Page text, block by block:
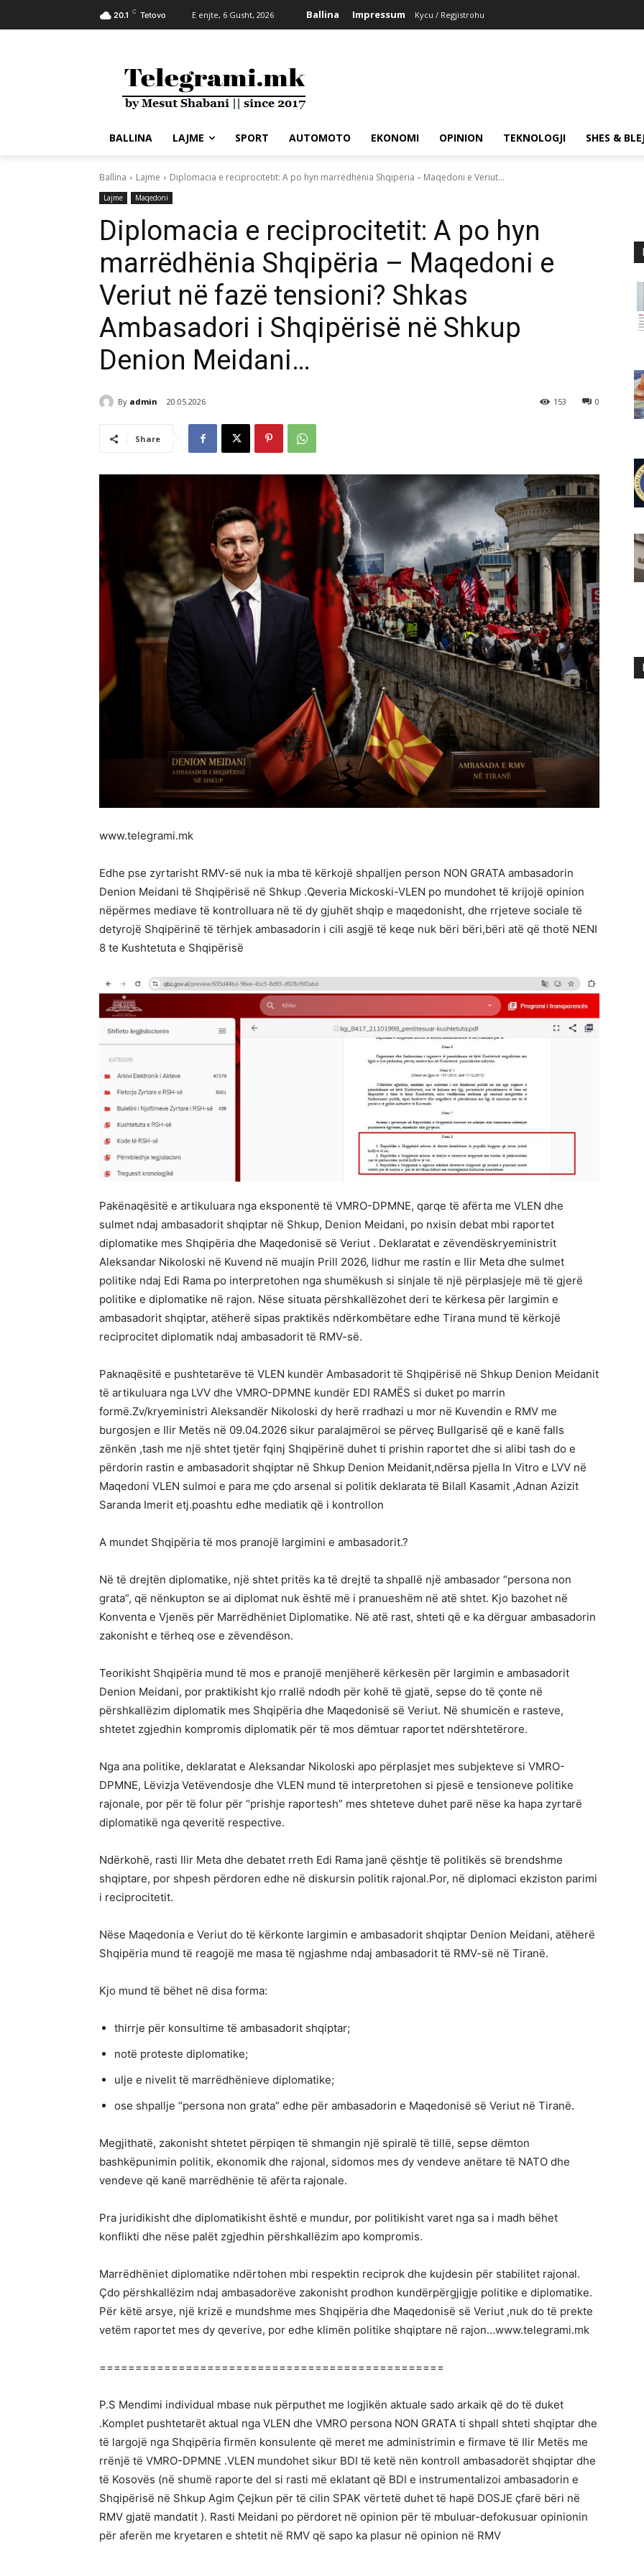
20.1 C Tetovo E enjte, 6 Gusht, 2026 Ballina Impressum Kycu / Regjistrohu
BALLINA LAJME SPORT AUTOMOTO EKONOMI OPINION TEKNOLOGJI SHES &
Ballina Lajme Diplomacia e reciprocitetit: A po hyn marrëdhënia Shqipëria – Maqedoni e Veriut...
Lajme Maqedoni
Diplomacia e reciprocitetit: A po hyn
marrëdhënia Shqipëria – Maqedoni e
Veriut në fazë tensioni? Shkas
Ambasadori i Shqipërisë në Shkup
Denion Meidani…
By admin 20.05.2026 0
153
Share
www.telegrami.mk
Edhe pse zyrtarisht RMV-së nuk ia mba të kërkojë shpalljen person NON GRATA ambasadorin
Denion Meidani të Shqipërisë në Shkup .Qeveria Mickoski-VLEN po mundohet të krijojë opinion
nëpërmes mediave të kontrolluara në të dy gjuhët shqip e maqedonisht, dhe rrjeteve sociale të
detyrojë Shqipërinë të tërhjek ambasadorin i cili asgjë të keqe nuk bëri bëri,bëri atë që thotë NENI
8 te Kushtetuta e Shqipërisë
Pakënaqësitë e artikuluara nga eksponentë të VMRO-DPMNE, qarqe të afërta me VLEN dhe
sulmet ndaj ambasadorit shqiptar në Shkup, Denion Meidani, po nxisin debat mbi raportet
diplomatike mes Shqipëria dhe Maqedonisë së Veriut . Deklaratat e zëvendëskryeministrit
Aleksandar Nikoloski në Kuvend në muajin Prill 2026, lidhur me rastin e Ilir Meta dhe sulmet
politike ndaj Edi Rama po interpretohen nga shumëkush si sinjale të një përplasjeje më të gjerë
politike e diplomatike në rajon. Nëse situata përshkallëzohet deri te kërkesa për largimin e
ambasadorit shqiptar, atëherë sipas praktikës ndërkombëtare edhe Tirana mund të kërkojë
reciprocitet diplomatik ndaj ambasadorit të RMV-së.
Paknaqësitë e pushtetarëve të VLEN kundër Ambasadorit të Shqipërisë në Shkup Denion Meidanit
të artikuluara nga LVV dhe VMRO-DPMNE kundër EDI RAMËS si duket po marrin
formë.Zv/kryeministri Aleksandër Nikoloski dy herë rradhazi u mor në Kuvendin e RMV me
burgosjen e Ilir Metës në 09.04.2026 sikur paralajmëroi se përveç Bullgarisë që e kanë falls
zënkën ,tash me një shtet tjetër fqinj Shqipërinë duhet ti prishin raportet dhe si alibi tash do e
përdorin rastin e ambasadorit shqiptar në Shkup Denion Meidanit,ndërsa pjella In Vitro e LVV në
Maqedoni VLEN sulmoi e para me çdo arsenal si politik deklarata të Bilall Kasamit ,Adnan Azizit
Saranda Imerit etj.poashtu edhe mediatik që i kontrollon
A mundet Shqipëria të mos pranojë largimini e ambasadorit.?
Në të drejtën diplomatike, një shtet pritës ka të drejtë ta shpallë një ambasador “persona non
grata”, që nënkupton se ai diplomat nuk është më i pranueshëm në atë shtet. Kjo bazohet në
Konventa e Vjenës për Marrëdhëniet Diplomatike. Në atë rast, shteti që e ka dërguar ambasadorin
zakonisht e tërheq ose e zëvendëson.
Teorikisht Shqipëria mund të mos e pranojë menjëherë kërkesën për largimin e ambasadorit
Denion Meidani, por praktikisht kjo rrallë ndodh për kohë të gjatë, sepse do të çonte në
përshkallëzim diplomatik mes Shqipëria dhe Maqedonisë së Veriut. Në shumicën e rasteve,
shtetet zgjedhin kompromis diplomatik për të mos dëmtuar raportet ndërshtetërore.
Nga ana politike, deklaratat e Aleksandar Nikoloski apo përplasjet mes subjekteve si VMRO-
DPMNE, Lëvizja Vetëvendosje dhe VLEN mund të interpretohen si pjesë e tensioneve politike
rajonale, por për të folur për “prishje raportesh” mes shteteve duhet parë nëse ka hapa zyrtarë
diplomatikë nga qeveritë respective.
Ndërkohë, rasti Ilir Meta dhe debatet rreth Edi Rama janë çështje të politikës së brendshme
shqiptare, por shpesh përdoren edhe në diskursin politik rajonal.Por, në diplomaci ekziston parimi
i reciprocitetit.
Nëse Maqedonia e Veriut do të kërkonte largimin e ambasadorit shqiptar Denion Meidani, atëherë
Shqipëria mund të reagojë me masa të ngjashme ndaj ambasadorit të RMV-së në Tiranë.
Kjo mund të bëhet në disa forma:
thirrje për konsultime të ambasadorit shqiptar;
notë proteste diplomatike;
ulje e nivelit të marrëdhënieve diplomatike;
ose shpallje “persona non grata” edhe për ambasadorin e Maqedonisë së Veriut në Tiranë.
Megjithatë, zakonisht shtetet përpiqen të shmangin një spiralë të tillë, sepse dëmton
bashkëpunimin politik, ekonomik dhe rajonal, sidomos mes dy vendeve anëtare të NATO dhe
vendeve që kanë marrëdhënie të afërta rajonale.
Pra juridikisht dhe diplomatikisht është e mundur, por politikisht varet nga sa i madh bëhet
konflikti dhe nëse palët zgjedhin përshkallëzim apo kompromis.
Marrëdhëniet diplomatike ndërtohen mbi respektin reciprok dhe kujdesin për stabilitet rajonal.
Çdo përshkallëzim ndaj ambasadorëve zakonisht prodhon kundërpërgjigje politike e diplomatike.
Për këtë arsye, një krizë e mundshme mes Shqipëria dhe Maqedonisë së Veriut ,nuk do të prekte
vetëm raportet mes dy qeverive, por edhe klimën politike shqiptare në rajon…www.telegrami.mk
================================================
P.S Mendimi individual mbase nuk përputhet me logjikën aktuale sado arkaik që do të duket
.Komplet pushtetarët aktual nga VLEN dhe VMRO persona NON GRATA ti shpall shteti shqiptar dhe
të largojë nga Shqipëria firmën konsulente që meret me administrimin e firmave të Ilir Metës me
rrënjë të VMRO-DPMNE .VLEN mundohet sikur BDI të ketë nën kontroll ambasadorët shqiptar dhe
të Kosovës (në shumë raporte del si rasti më eklatant që BDI e instrumentalizoi ambasadorin e
Shqipërisë në Shkup Agim Çejkun për të cilin SPAK vërtetë duhet të hapë DOSJE çfarë bëri në
RMV gjatë mandatit ). Rasti Meidani po përdoret në opinion për të mbuluar-defokusuar opinionin
për aferën me kryetaren e shtetit në RMV që sapo ka plasur në opinion në RMV